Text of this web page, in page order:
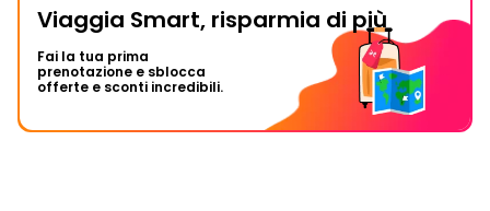
Viaggia Smart, risparmia di più
Fai la tua prima
prenotazione e sblocca
offerte e sconti incredibili.